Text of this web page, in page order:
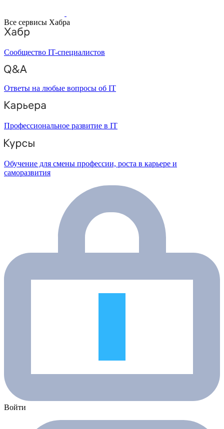
Все сервисы Хабра
Сообщество IT-специалистов
Ответы на любые вопросы об IT
Профессиональное развитие в IT
Обучение для смены профессии, роста в карьере и
саморазвития
Войти